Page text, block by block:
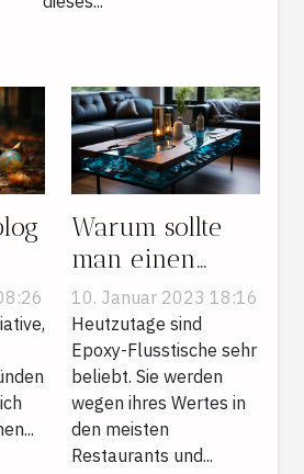
Warum sollte
man einen
Flusstisch aus
Epoxidharz in
seinem Zimmer
aufstellen ?
10. Januar 2023 18:16
Heutzutage sind
Epoxy-Flusstische sehr
beliebt. Sie werden
wegen ihres Wertes in
den meisten
Restaurants und...